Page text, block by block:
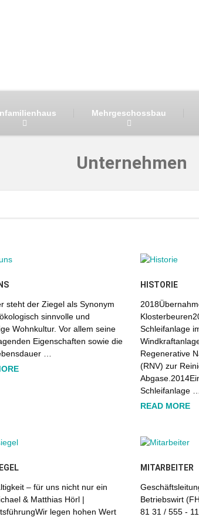
Mehrgeschossbau
Unternehmen
steht der Ziegel als Synonym
sinnvolle und
Wohnkultur. Vor allem seine
Eigenschaften sowie die
…
HISTORIE
Schleifanlage
Regenerative
(RNV) zur
Schleifanlage …
READ MORE
– für uns nicht nur ein
& Matthias Hörl |
legen hohen Wert
MITARBEITER
Betriebswirt
81 31 / 555 -